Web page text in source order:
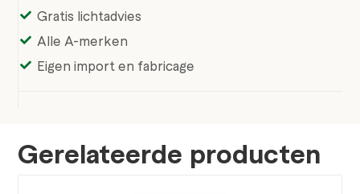
Gratis lichtadvies
Alle A-merken
Eigen import en fabricage
Gerelateerde producten